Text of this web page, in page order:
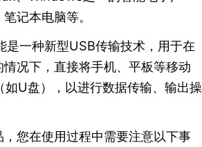
记本电脑等。
是一种新型USB传输技术，用于在
况下，直接将手机、平板等移动
如U盘），以进行数据传输、输出操
您在使用过程中需要注意以下事